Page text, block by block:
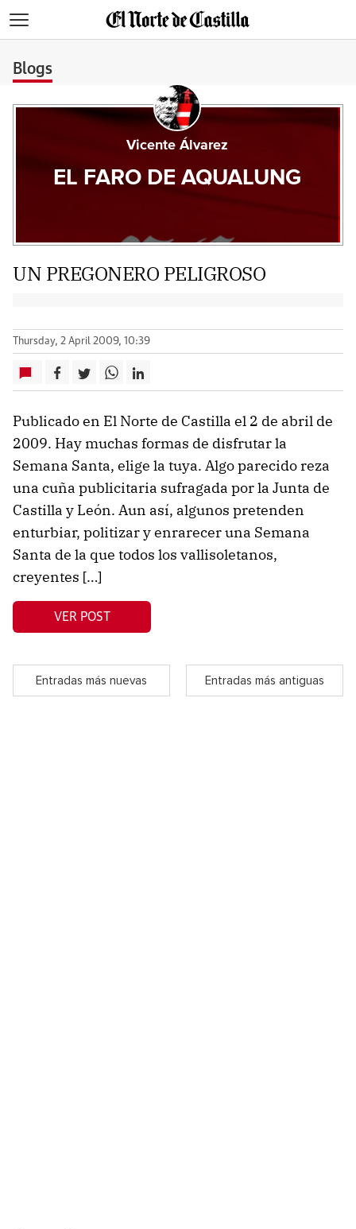
Blogs
Vicente Álvarez
EL FARO DE AQUALUNG
UN PREGONERO PELIGROSO
Thursday, 2 April 2009, 10:39
Publicado en El Norte de Castilla el 2 de abril de
2009. Hay muchas formas de disfrutar la
Semana Santa, elige la tuya. Algo parecido reza
una cuña publicitaria sufragada por la Junta de
Castilla y León. Aun así, algunos pretenden
enturbiar, politizar y enrarecer una Semana
Santa de la que todos los vallisoletanos,
creyentes […]
VER POST
Entradas más nuevas Entradas más antiguas